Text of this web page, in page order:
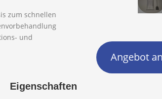
zum schnellen
und
Angebot
Eigenschaften